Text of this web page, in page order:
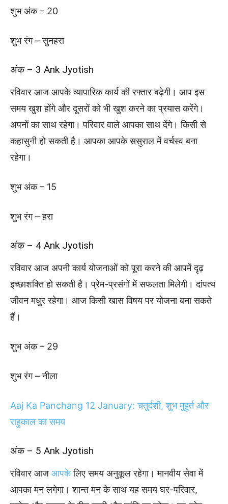
शुभ अंक – 20
शुभ रंग – सुनहरा
अंक – 3 Ank Jyotish
रविवार आज आपके व्यापारिक कार्य की रफ्तार बढ़ेगी। आप इस
समय खुश होंगे और दूसरों को भी खुश करने का प्रयास करेंगे।
अपनों का साथ रहेगा। परिवार वाले आपका साथ देंगे। किसी से
कहासुनी हो सकती है। आपका आपके ससुराल में वर्चस्व बना
रहेगा।
शुभ अंक – 15
शुभ रंग – हरा
अंक – 4 Ank Jyotish
रविवार आज अपनी कार्य योजनाओं को पूरा करने की आपमें दृढ़
इच्छाशक्ति हो सकती है। प्रेम-प्रसंगों में सफलता मिलेगी। दांपत्य
जीवन मधुर रहेगा। आज किसी खास विषय पर योजना बना सकते
हैं।
शुभ अंक – 29
शुभ रंग – नीला
Aaj Ka Panchang 12 January: चतुर्दशी, शुभ मुहूर्त और
राहुकाल का समय
अंक – 5 Ank Jyotish
रविवार आज आपकेलिए समय अनुकूल रहेगा। मानवीय सेवा में
आपका मन लगेगा। शान्त मन के साथ यह समय घर-परिवार,